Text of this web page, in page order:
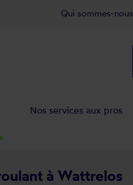
à Wattrelos
Qui sommes-nous
Nos services aux pros